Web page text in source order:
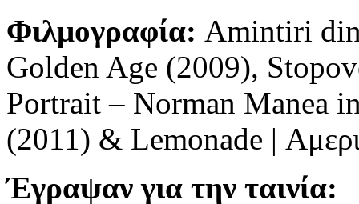
Φιλμογραφία: Amintiri din
Golden Age (2009),
Portrait – Norman Manea
(2011) & Lemonade |
Έγραψαν για την ταινία: